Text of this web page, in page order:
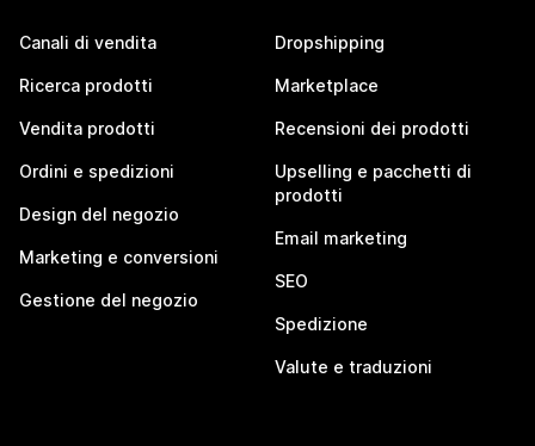
Canali di vendita
Ricerca prodotti
Vendita prodotti
Ordini e spedizioni
Design del negozio
Marketing e conversioni
Gestione del negozio
Dropshipping
Marketplace
Recensioni dei prodotti
Upselling e pacchetti di
prodotti
Email marketing
SEO
Spedizione
Valute e traduzioni